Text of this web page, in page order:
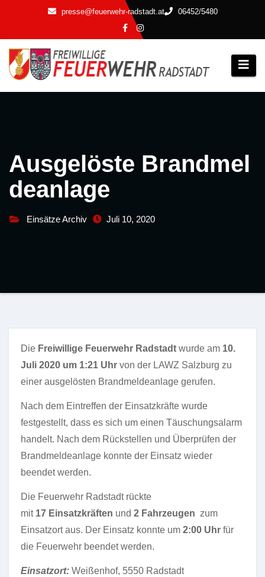
springen
presse@feuerwehr-radstadt.at 06452/5480
Ausgelöste Brandmel
deanlage
Einsätze Archiv Juli 10, 2020
Die Freiwillige Feuerwehr Radstadt wurde am 10.
Juli 2020 um 1:21 Uhr von der LAWZ Salzburg zu
einer ausgelösten Brandmeldeanlage gerufen.
Nach dem Eintreffen der Einsatzkräfte wurde
festgestellt, dass es sich um einen Täuschungsalarm
handelt. Nach dem Rückstellen und Überprüfen der
Brandmeldeanlage konnte der Einsatz wieder
beendet werden.
Die Feuerwehr Radstadt rückte
mit17 Einsatzkräften und 2 Fahrzeugen zum
Einsatzort aus. Der Einsatz konnte um 2:00 Uhr für
die Feuerwehr beendet werden.
Einsatzort: Weißenhof, 5550 Radstadt